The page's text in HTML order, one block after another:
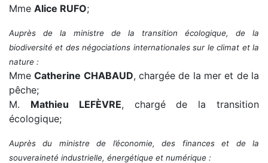
Mme Alice RUFO;
Auprès de la ministre de la transition écologique, de la
biodiversité et des négociations internationales sur le climat et la
nature :
MmeCatherine CHABAUD, chargée de la mer et de la
pêche;
M. Mathieu LEFÈVRE, chargé de la transition
écologique;
Auprès du ministre de l’économie, des finances et de la
souveraineté industrielle, énergétique et numérique :